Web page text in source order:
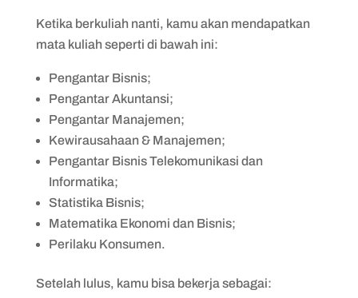
Ketika berkuliah nanti, kamu akan mendapatkan
mata kuliah seperti di bawah ini:
Pengantar Bisnis;
Pengantar Akuntansi;
Pengantar Manajemen;
Kewirausahaan & Manajemen;
Pengantar Bisnis Telekomunikasi dan
Informatika;
Statistika Bisnis;
Matematika Ekonomi dan Bisnis;
Perilaku Konsumen.
Setelah lulus, kamu bisa bekerja sebagai: